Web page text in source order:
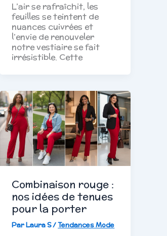
L’air se rafraîchit, les
feuilles se teintent de
nuances cuivrées et
l’envie de renouveler
notre vestiaire se fait
irrésistible. Cette
Combinaison rouge :
nos idées de tenues
pour la porter
ParLaura S/Tendances Mode